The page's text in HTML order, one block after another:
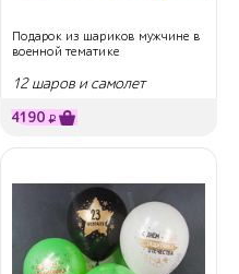
Подарок из шариков мужчине в
военной тематике
12 шаров и самолет
4190 ₽